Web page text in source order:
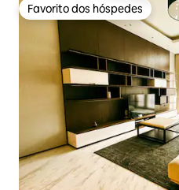
Favorito dos hóspedes
Favorito dos hóspedes